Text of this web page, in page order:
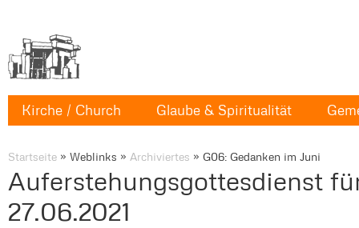
Kirche / Church Glaube & Spiritualität
Startseite » Weblinks » Archiviertes » G06: Gedanken im Juni
Auferstehungsgottesdienst
27.06.2021